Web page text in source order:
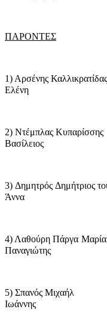
ΠΑΡΟΝΤΕΣ
1) Αρσένης Καλλικρατίδας
Ελένη
2) Ντέμπλας Κυπαρίσσης
Βασίλειος
3) Δημητρός Δημήτριος
Άννα
4) Λαθούρη Πάργα Μαρία
Παναγιώτης
5) Σπανός Μιχαήλ
Ιωάννης